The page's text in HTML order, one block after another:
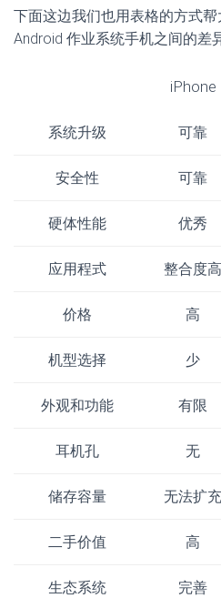
下面这边我们也用表格的方式
Android 作业系统手机之间的差
iPhone
系统升级 可靠
安全性 可靠
硬体性能 优秀
应用程式 整合度高
价格 高
机型选择 少
外观和功能 有限
耳机孔 无
储存容量 无法扩充
二手价值 高
生态系统 完善